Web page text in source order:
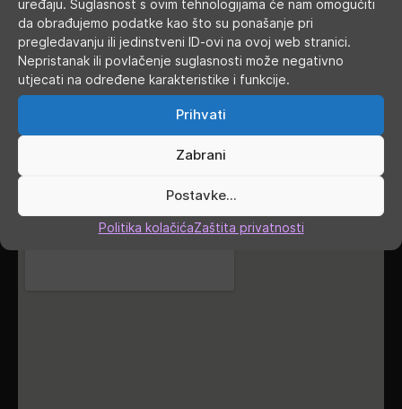
uređaju. Suglasnost s ovim tehnologijama će nam omogućiti
da obrađujemo podatke kao što su ponašanje pri
pregledavanju ili jedinstveni ID-ovi na ovoj web stranici.
Nepristanak ili povlačenje suglasnosti može negativno
utjecati na određene karakteristike i funkcije.
Prihvati
Zabrani
Postavke...
Politika kolačićaZaštita privatnosti
Četvrtak 9.00 - 16.00
Petak 9.00 - 19.00